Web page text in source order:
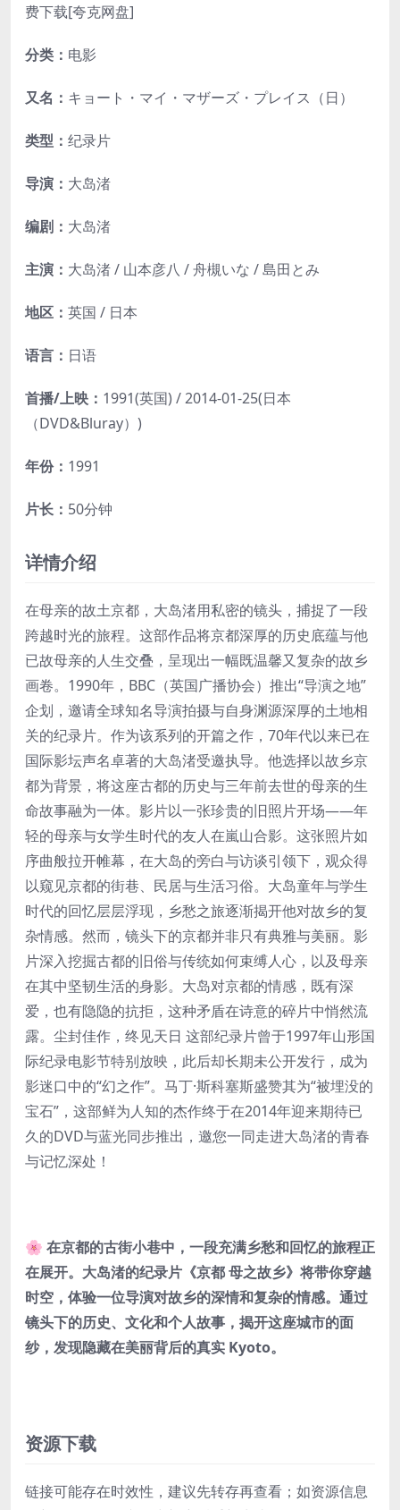
费下载[夸克网盘]
分类： 电影
又名： キョート・マイ・マザーズ・プレイス（日）
类型： 纪录片
导演： 大岛渚
编剧： 大岛渚
主演： 大岛渚 / 山本彦八 / 舟槻いな / 島田とみ
地区： 英国 / 日本
语言： 日语
首播/上映： 1991(英国) / 2014-01-25(日本
（DVD&Bluray）)
年份： 1991
片长： 50分钟
详情介绍
在母亲的故土京都，大岛渚用私密的镜头，捕捉了一段
跨越时光的旅程。这部作品将京都深厚的历史底蕴与他
已故母亲的人生交叠，呈现出一幅既温馨又复杂的故乡
画卷。1990年，BBC（英国广播协会）推出“导演之地”
企划，邀请全球知名导演拍摄与自身渊源深厚的土地相
关的纪录片。作为该系列的开篇之作，70年代以来已在
国际影坛声名卓著的大岛渚受邀执导。他选择以故乡京
都为背景，将这座古都的历史与三年前去世的母亲的生
命故事融为一体。影片以一张珍贵的旧照片开场——年
轻的母亲与女学生时代的友人在嵐山合影。这张照片如
序曲般拉开帷幕，在大岛的旁白与访谈引领下，观众得
以窥见京都的街巷、民居与生活习俗。大岛童年与学生
时代的回忆层层浮现，乡愁之旅逐渐揭开他对故乡的复
杂情感。然而，镜头下的京都并非只有典雅与美丽。影
片深入挖掘古都的旧俗与传统如何束缚人心，以及母亲
在其中坚韧生活的身影。大岛对京都的情感，既有深
爱，也有隐隐的抗拒，这种矛盾在诗意的碎片中悄然流
露。尘封佳作，终见天日 这部纪录片曾于1997年山形国
际纪录电影节特别放映，此后却长期未公开发行，成为
影迷口中的“幻之作”。马丁·斯科塞斯盛赞其为“被埋没的
宝石”，这部鲜为人知的杰作终于在2014年迎来期待已
久的DVD与蓝光同步推出，邀您一同走进大岛渚的青春
与记忆深处！
🌸 在京都的古街小巷中，一段充满乡愁和回忆的旅程正
在展开。大岛渚的纪录片《京都 母之故乡》将带你穿越
时空，体验一位导演对故乡的深情和复杂的情感。通过
镜头下的历史、文化和个人故事，揭开这座城市的面
纱，发现隐藏在美丽背后的真实 Kyoto。
资源下载
链接可能存在时效性，建议先转存再查看；如资源信息